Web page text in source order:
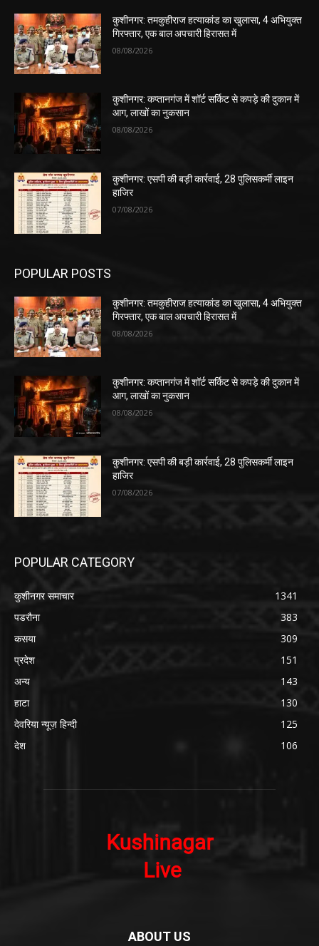
कुशीनगर: तमकुहीराज हत्याकांड का खुलासा, 4 अभियुक्त
गिरफ्तार, एक बाल अपचारी हिरासत में
08/08/2026
कुशीनगर: कप्तानगंज में शॉर्ट सर्किट से कपड़े की दुकान में
आग, लाखों का नुकसान
08/08/2026
कुशीनगर: एसपी की बड़ी कार्रवाई, 28 पुलिसकर्मी लाइन
हाजिर
07/08/2026
POPULAR POSTS
कुशीनगर: तमकुहीराज हत्याकांड का खुलासा, 4 अभियुक्त
गिरफ्तार, एक बाल अपचारी हिरासत में
08/08/2026
कुशीनगर: कप्तानगंज में शॉर्ट सर्किट से कपड़े की दुकान में
आग, लाखों का नुकसान
08/08/2026
कुशीनगर: एसपी की बड़ी कार्रवाई, 28 पुलिसकर्मी लाइन
हाजिर
07/08/2026
POPULAR CATEGORY
कुशीनगर समाचार
1341
पडरौना
383
कसया
309
प्रदेश
151
अन्य
143
हाटा
130
देवरिया न्यूज़ हिन्दी
125
देश
106
ABOUT US